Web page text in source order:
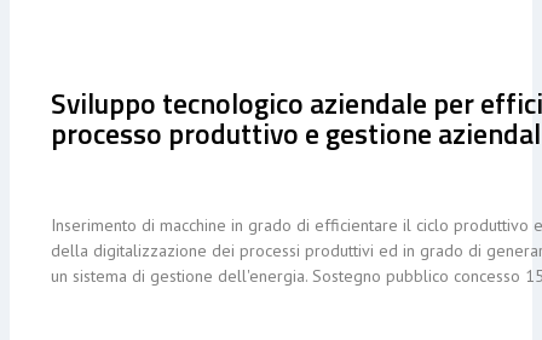
Sviluppo tecnologico aziendale per
processo produttivo e gestione
Inserimento di macchine in grado di efficientare il ciclo
della digitalizzazione dei processi produttivi ed in grado di
un sistema di gestione dell'energia. Sostegno pubblico concesso